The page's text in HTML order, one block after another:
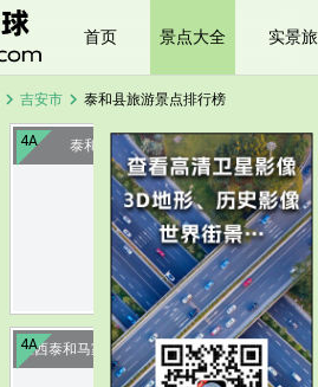
首页 景点大全 实景
chevron_right 吉安市 chevron_right 泰和县旅游景点排行榜
4A
image
泰和蜀口生态岛
4A
江西泰和马家洲革命历史纪念园